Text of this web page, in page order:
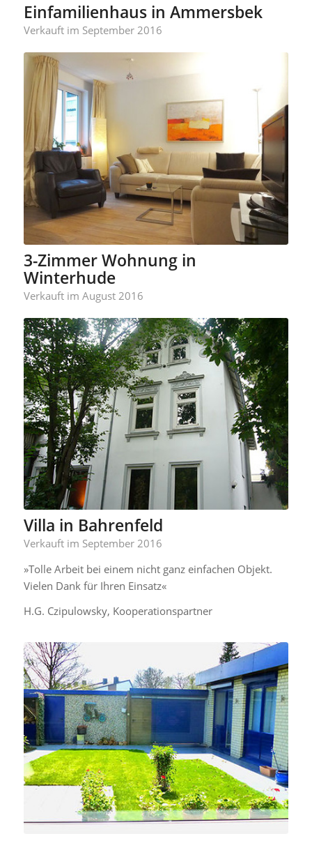
Einfamilienhaus in Ammersbek
Verkauft im September 2016
3-Zimmer Wohnung in
Winterhude
Verkauft im August 2016
Villa in Bahrenfeld
Verkauft im September 2016
»Tolle Arbeit bei einem nicht ganz einfachen Objekt.
Vielen Dank für Ihren Einsatz«
H.G. Czipulowsky, Kooperationspartner